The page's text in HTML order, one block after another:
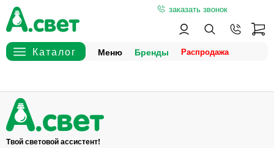
заказать звонок
Меню Бренды
Твой световой ассистент!